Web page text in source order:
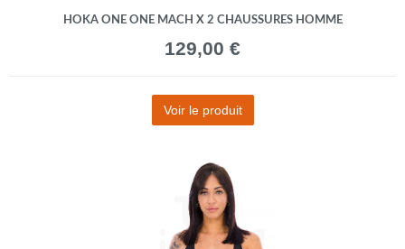
HOKA ONE ONE MACH X 2 CHAUSSURES HOMME
129,00 €
Voir le produit